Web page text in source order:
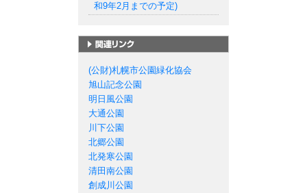
和9年2月までの予定)
(公財)札幌市公園緑化協会
旭山記念公園
明日風公園
大通公園
川下公園
北郷公園
北発寒公園
清田南公園
創成川公園